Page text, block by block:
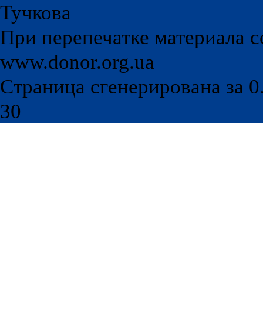
Тучкова
При перепечатке материала
www.donor.org.ua
Страница сгенерирована за
30